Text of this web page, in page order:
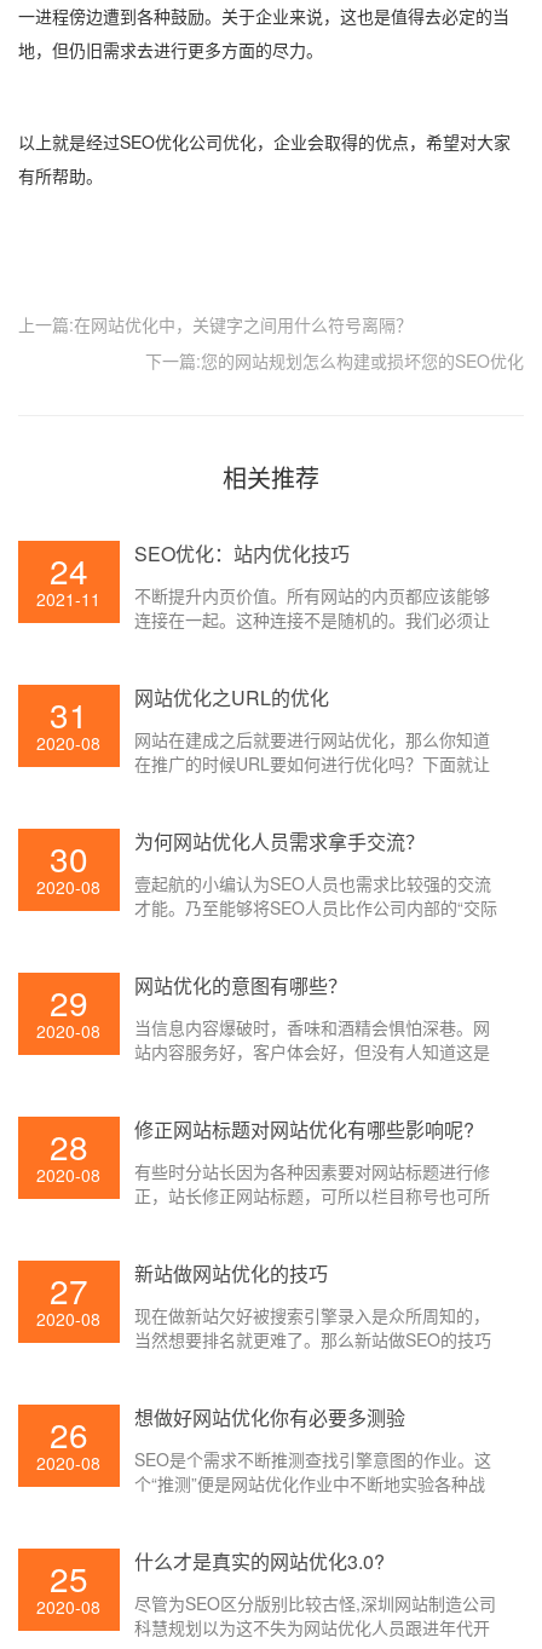
一进程傍边遭到各种鼓励。关于企业来说，这也是值得去必定的当
地，但仍旧需求去进行更多方面的尽力。
以上就是经过SEO优化公司优化，企业会取得的优点，希望对大家
有所帮助。
上一篇:在网站优化中，关键字之间用什么符号离隔？
下一篇:您的网站规划怎么构建或损坏您的SEO优化
相关推荐
24
2021-11
SEO优化：站内优化技巧
不断提升内页价值。所有网站的内页都应该能够
连接在一起。这种连接不是随机的。我们必须让
31
2020-08
网站优化之URL的优化
网站在建成之后就要进行网站优化，那么你知道
在推广的时候URL要如何进行优化吗？下面就让
30
2020-08
为何网站优化人员需求拿手交流？
壹起航的小编认为SEO人员也需求比较强的交流
才能。乃至能够将SEO人员比作公司内部的“交际
行交流。所以SEO人员应该具有比较强的交流才
源也很难争取到, 网站优化作业也就无法顺利开
展。
29
2020-08
网站优化的意图有哪些？
当信息内容爆破时，香味和酒精会惧怕深巷。网
站内容服务好，客户体会好，但没有人知道这是
的网站优化办法。
28
2020-08
修正网站标题对网站优化有哪些影响呢?
有些时分站长因为各种因素要对网站标题进行修
正，站长修正网站标题，可所以栏目称号也可所
对网站SEO有优点，但假如改的欠好的话则反
下面就让壹起航的小编给大家介绍一下吧。
27
2020-08
新站做网站优化的技巧
现在做新站欠好被搜索引擎录入是众所周知的，
当然想要排名就更难了。那么新站做SEO的技巧
好网站优化才是咱们一向寻求的方针，下面就让
26
2020-08
想做好网站优化你有必要多测验
SEO是个需求不断推测查找引擎意图的作业。这
个“推测”便是网站优化作业中不断地实验各种战
25
2020-08
什么才是真实的网站优化3.0?
尽管为SEO区分版别比较古怪,深圳网站制造公司
科慧规划以为这不失为网站优化人员跟进年代开